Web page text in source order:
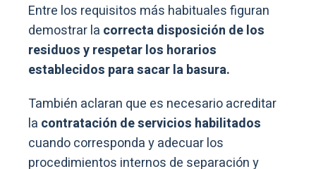
Entre los requisitos más habituales figuran
demostrar la correcta disposición de los
residuos y respetar los horarios
establecidos para sacar la basura.
También aclaran que es necesario acreditar
la contratación de servicios habilitados
cuando corresponda y adecuar los
procedimientos internos de separación y